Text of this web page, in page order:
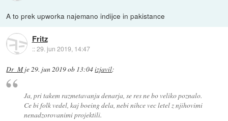
A to prek upworka najemano indijce in pakistance
Fritz
::29. jun 2019, 14:47
Dr_Mje29. jun 2019 ob 13:04izjavil:
Ja, pri takem razmetavanju denarja, se res ne bo veliko poznalo.
Ce bi folk vedel, kaj boeing dela, nebi nihce vec letel z njihovimi
nenadzorovanimi projektili.